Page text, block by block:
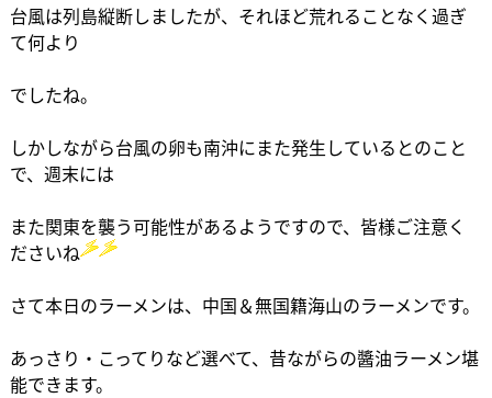
台風は列島縦断しましたが、それほど荒れることなく過ぎ
て何より
でしたね。
しかしながら台風の卵も南沖にまた発生しているとのこと
で、週末には
また関東を襲う可能性があるようですので、皆様ご注意く
ださいね
さて本日のラーメンは、中国＆無国籍海山のラーメンです。
あっさり・こってりなど選べて、昔ながらの醬油ラーメン堪
能できます。